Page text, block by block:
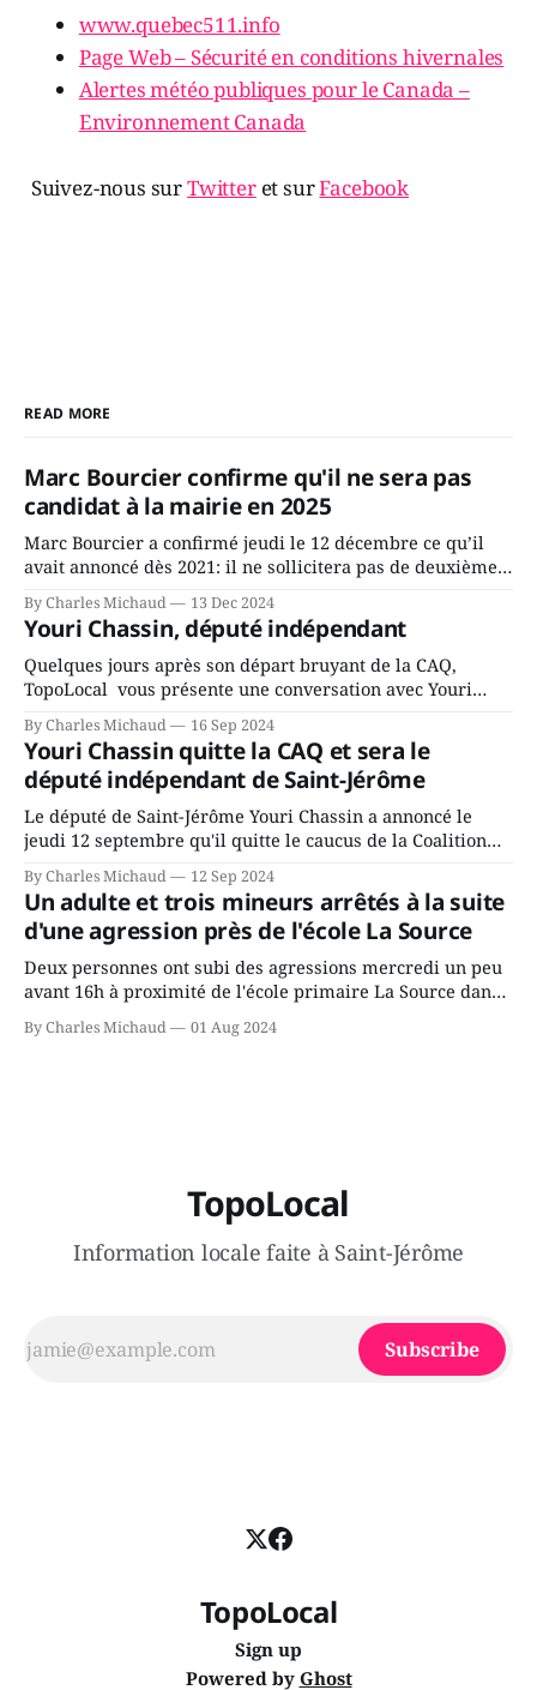
www.quebec511.info
Page Web – Sécurité en conditions hivernales
Alertes météo publiques pour le Canada –
Environnement Canada
Suivez-nous surTwitteret surFacebook
READ MORE
Marc Bourcier confirme qu'il ne sera pas
candidat à la mairie en 2025
Marc Bourcier a confirmé jeudi le 12 décembre ce qu’il
avait annoncé dès 2021: il ne sollicitera pas de deuxième
mandat à titre de maire de Saint-Jérôme. Bourcier en a
fait l’annonce en s’adressant aux employés de la ville,
rassemblés en soirée pour leur traditionnel souper
By Charles Michaud 13 Dec 2024
Youri Chassin, député indépendant
Quelques jours après son départ bruyant de la CAQ,
TopoLocal vous présente une conversation avec Youri
Chassin. Nous avons causé de sa décision. Y songeait-il
depuis longtemps? Sera-t-il candidat indépendant dans 2
ans? Joindrait-il un autre parti, par exemple les
conservateurs d’Éric Duhaime? Que lui
By Charles Michaud 16 Sep 2024
Youri Chassin quitte la CAQ et sera le
député indépendant de Saint-Jérôme
Le député de Saint-Jérôme Youri Chassin a annoncé le
jeudi 12 septembre qu'il quitte le caucus de la Coalition
Avenir Québec de François Legault parce qu'il est déçu du
gouvernement de la CAQ, surtout de son incapacité, qu'il
juge chronique, à offrir des
By Charles Michaud 12 Sep 2024
Un adulte et trois mineurs arrêtés à la suite
d'une agression près de l'école La Source
Deux personnes ont subi des agressions mercredi un peu
avant 16h à proximité de l'école primaire La Source dans
le secteur Bellefeuille de Saint-Jérôme. L'une de deux
victimes aurait été écrasée sous un véhicule et aspergée
By Charles Michaud 01 Aug 2024
TopoLocal
Information locale faite à Saint-Jérôme
Subscribe
TopoLocal
Sign up
Powered by Ghost